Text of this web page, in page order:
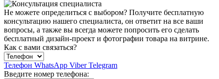
Не можете определиться с выбором? Получите бесплатную
консультацию нашего специалиста, он ответит на все ваши
вопросы, а также вы всегда можете попросить его сделать
бесплатный дизайн-проект и фотографии товара на витрине.
Как с вами связаться?
Телефон WhatsApp ViberTelegram
Введите номер телефона: